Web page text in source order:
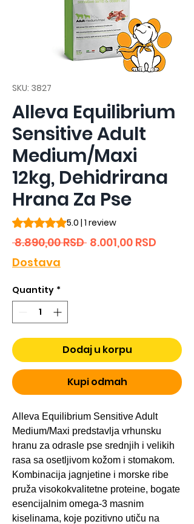
SKU: 3827
Alleva Equilibrium
Sensitive Adult
Medium/Maxi
12kg, Dehidrirana
Hrana Za Pse
Rating is 5.0 out of five stars based on 1
5.0 | 1 review
8.890,00 RSD Regular
8.001,00 RSD
Dostava
Quantity *
Dodaj u korpu
Kupi odmah
Alleva Equilibrium Sensitive Adult
Medium/Maxi predstavlja vrhunsku
hranu za odrasle pse srednjih i velikih
rasa sa osetljivom kožom i stomakom.
Kombinacija jagnjetine i morske ribe
pruža visokokvalitetne proteine, bogate
esencijalnim omega-3 masnim
kiselinama, koje pozitivno utiču na